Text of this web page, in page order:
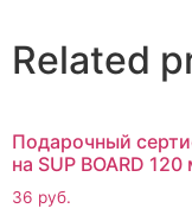
Related
Подарочный
на SUP BOARD 120
36 руб.